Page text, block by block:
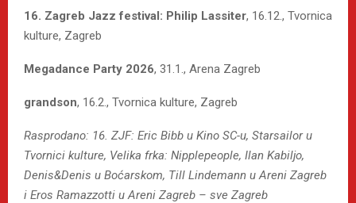
16. Zagreb Jazz festival: Philip Lassiter, 16.12., Tvornica
kulture, Zagreb
Megadance Party 2026, 31.1., Arena Zagreb
grandson, 16.2., Tvornica kulture, Zagreb
Rasprodano: 16. ZJF: Eric Bibb u Kino SC-u, Starsailor u
Tvornici kulture, Velika frka: Nipplepeople, Ilan Kabiljo,
Denis&Denis u Boćarskom, Till Lindemann u Areni Zagreb
i Eros Ramazzotti u Areni Zagreb – sve Zagreb